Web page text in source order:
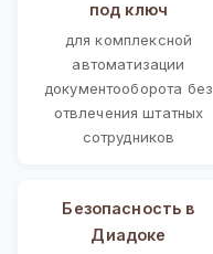
под ключ
для комплексной
автоматизации
документооборота без
отвлечения штатных
сотрудников
Безопасность в
Диадоке